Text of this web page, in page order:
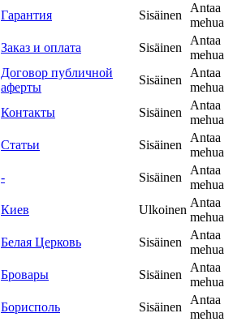
Гарантия
Sisäinen
Antaa
mehua
Заказ и оплата
Sisäinen
Antaa
mehua
Договор публичной
аферты
Sisäinen
Antaa
mehua
Контакты
Sisäinen
Antaa
mehua
Статьи
Sisäinen
Antaa
mehua
-
Sisäinen
Antaa
mehua
Киев
Ulkoinen
Antaa
mehua
Белая Церковь
Sisäinen
Antaa
mehua
Бровары
Sisäinen
Antaa
mehua
Борисполь
Sisäinen
Antaa
mehua